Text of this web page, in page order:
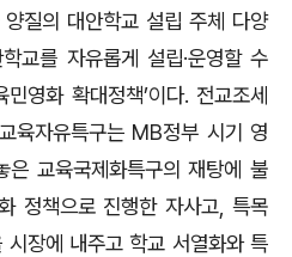
질의 대안학교 설립 주체 다양
교를 자유롭게 설립·운영할 수
민영화 확대정책’이다. 전교조세
육자유특구는 MB정부 시기 영
은 교육국제화특구의 재탕에 불
정책으로 진행한 자사고, 특목
장에 내주고 학교 서열화와 특